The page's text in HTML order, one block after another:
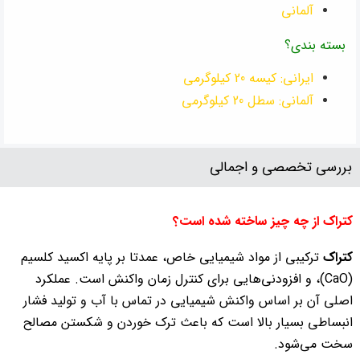
آلمانی
بسته بندی؟
ایرانی: کیسه 20 کیلوگرمی
آلمانی: سطل 20 کیلوگرمی
بررسی تخصصی و اجمالی
کتراک از چه چیز ساخته شده است؟
کتراکترکیبی از مواد شیمیایی خاص، عمدتا بر پایه اکسید کلسیم
(CaO)، و افزودنی‌هایی برای کنترل زمان واکنش است. عملکرد
اصلی آن بر اساس واکنش شیمیایی در تماس با آب و تولید فشار
انبساطی بسیار بالا است که باعث ترک خوردن و شکستن مصالح
سخت می‌شود.